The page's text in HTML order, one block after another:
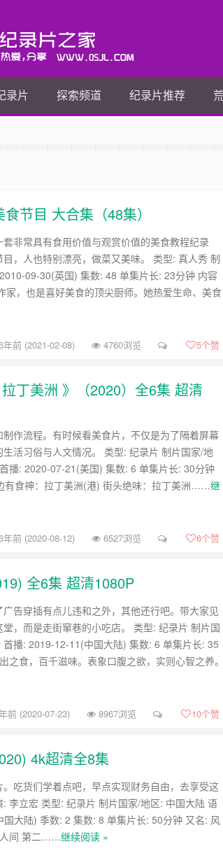
录片 探索频道 纪录片推荐
节目 大合集（48集）
非常具有食用价值与观赏价值的美食教程纪录
，人也特别漂亮，做菜又美味。 类型: 真人秀 制
09-30(英国) 集数: 48 单集片长: 23分钟 内容
家，也是喜好美食的顶尖厨师。她热爱生命、美食
年前 (2021-02-08) 4760浏览 5个赞
丁美洲 》（2020）全6集 超清
作流程。有时候看美食片，不仅是为了隔着屏幕
活习俗与人文情况。 类型: 纪录片 制片国家/地
播: 2020-07-21(美国) 集数: 6 单集片长: 30分钟
有食神：拉丁美洲(港) 街头绝味：拉丁美洲……继
年前 (2020-08-12) 6527浏览 6个赞
全6集 超清1080P
告穿插有点儿违和之外，其他还行吧。带大家见
，而是走街窜巷的小吃店。 类型: 纪录片 制片国
播: 2019-12-11(中国大陆) 集数: 6 单集片长: 35
，百千滋味。表象口腹之欲，实则心智之养。
前 (2020-07-23) 8967浏览 10个赞
4k超清全8集
吃货们学着点吧，早点实现财务自由，去享受这
李立宏 类型: 纪录片 制片国家/地区: 中国大陆 语
大陆) 季数: 2 集数: 8 单集片长: 50分钟 又名: 风
人间 第二……继续阅读 »